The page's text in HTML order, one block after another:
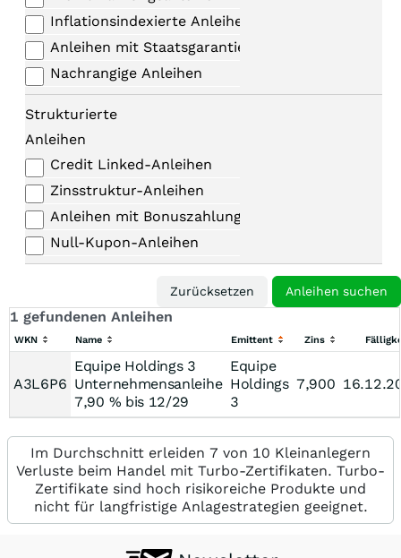
Inflationsindexierte Anleihen
Anleihen mit Staatsgarantie
Nachrangige Anleihen
Strukturierte
Anleihen
Credit Linked-Anleihen
Zinsstruktur-Anleihen
Anleihen mit Bonuszahlungen
Null-Kupon-Anleihen
1 gefundenen Anleihen
WKN Name Emittent Zins
A3L6P6
Equipe Holdings 3
Unternehmensanleihe
7,90 % bis 12/29
Equipe
Holdings
3
7,900
Im Durchschnitt erleiden 7 von 10 Kleinanlegern
Verluste beim Handel mit Turbo-Zertifikaten. Turbo-
Zertifikate sind hoch risikoreiche Produkte und
nicht für langfristige Anlagestrategien geeignet.